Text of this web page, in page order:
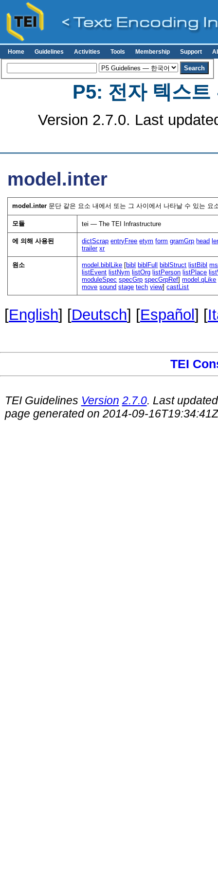
Home Guidelines Activities Tools Membership Support
P5: 전자 텍스트
Version 2.7.0. Last
model.inter
model.inter 문단 같은 요소 내에서 또는 그 사이에서 나타날 수 있는 요
모듈 tei — The TEI Infrastructure
에 의해 사용된 dictScrap entryFree etym form gramGrp head
trailer xr
원소 model.biblLike [bibl biblFull biblStruct listBibl
listEvent listNym listOrg listPerson listPlace
moduleSpec specGrp specGrpRef]model.qLike
move sound stage tech view]castList
[English] [Deutsch] [Español ] [
TEI
TEI Guidelines Version 2.7.0. Last
page generated on 2014-09-16T19:34:41Z